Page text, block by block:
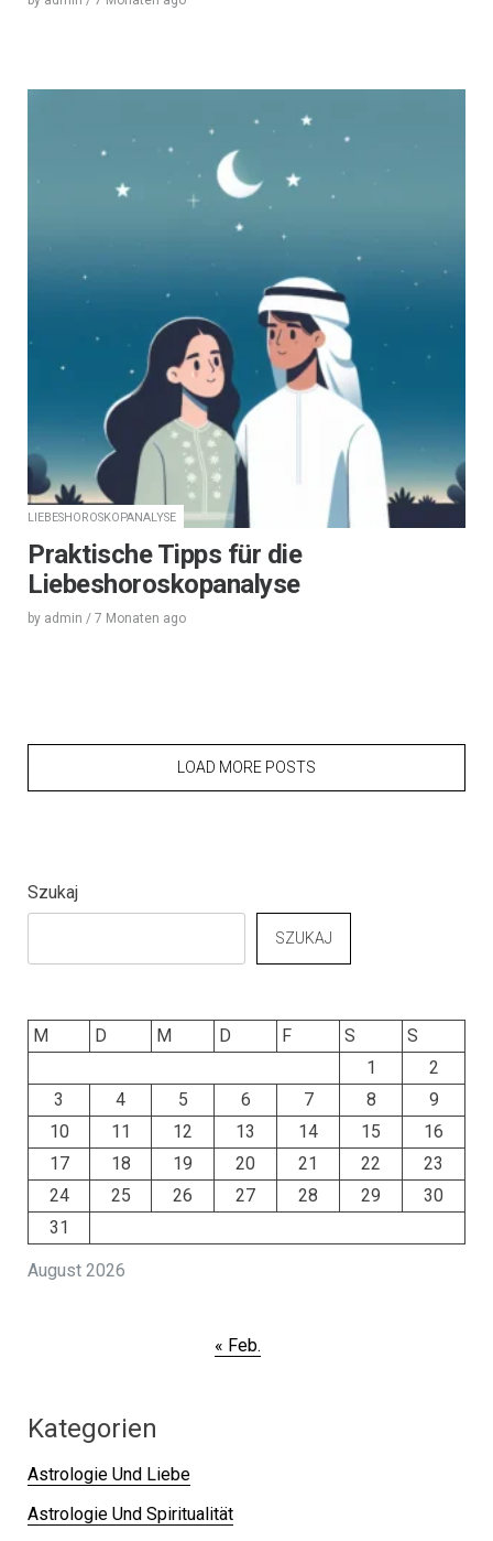
LIEBESHOROSKOPANALYSE
Praktische Tipps für die
Liebeshoroskopanalyse
by admin / 7 Monaten ago
LOAD MORE POSTS
Szukaj
SZUKAJ
August 2026
M D M D F S
S
1
2
3
4 5 6 7 8
9
10
11 12 13 14 15
16
17
18 19 20 21 22
23
24
25 26 27 28 29
30
31
« Feb.
Kategorien
Astrologie Und Liebe
Astrologie Und Spiritualität